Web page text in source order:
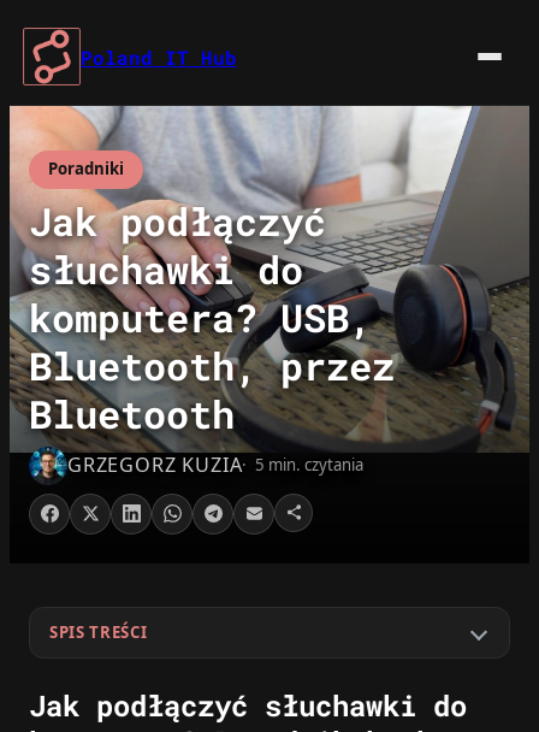
Przejdź
treści
Poland IT Hub
Poradniki
Jak podłączyć
słuchawki do
komputera? USB,
Bluetooth, przez
Bluetooth
GRZEGORZ KUZIA 5 min. czytania
SPIS TREŚCI
Jak podłączyć słuchawki do